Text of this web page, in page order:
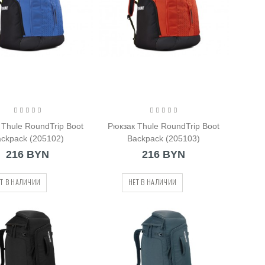
Thule RoundTrip Boot
(205102)
216 BYN
В НАЛИЧИИ
Рюкзак Thule RoundTrip Boot
Backpack (205103)
216 BYN
НЕТ В НАЛИЧИИ